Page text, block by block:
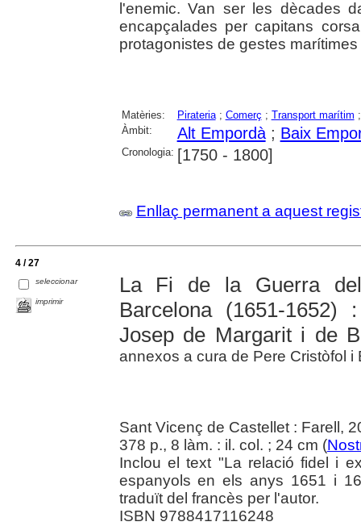
l'enemic. Van ser les dècades
encapçalades per capitans
protagonistes de gestes
Matèries: Pirateria; Comerç ; Transport marítim
Àmbit:
Alt Empordà; Baix
Cronologia: [1750 - 1800]
Enllaç permanent a aquest
4 / 27
seleccionar
imprimir
La Fi de la Guerra
Barcelona (1651-
Josep de Margarit i de
annexos a cura de Pere Cristòfol i
Sant Vicenç de Castellet : Farell,
378 p., 8 làm. : il. col. ; 24 cm (
Inclou el text "La relació fidel i
espanyols en els anys 1651 i
traduït del francès per l'autor.
ISBN 9788417116248